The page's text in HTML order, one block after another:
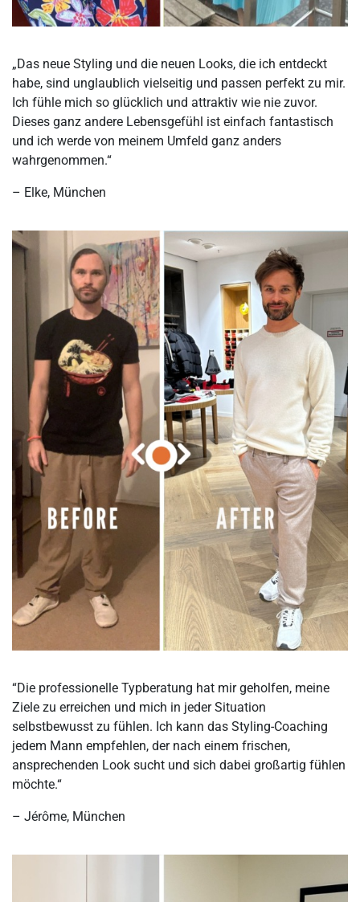
„Das neue Styling und die neuen Looks, die ich entdeckt
habe, sind unglaublich vielseitig und passen perfekt zu mir.
Ich fühle mich so glücklich und attraktiv wie nie zuvor.
Dieses ganz andere Lebensgefühl ist einfach fantastisch
und ich werde von meinem Umfeld ganz anders
wahrgenommen.“
– Elke, München
“Die professionelle Typberatung hat mir geholfen, meine
Ziele zu erreichen und mich in jeder Situation
selbstbewusst zu fühlen. Ich kann das Styling-Coaching
jedem Mann empfehlen, der nach einem frischen,
ansprechenden Look sucht und sich dabei großartig fühlen
möchte.“
– Jérôme, München